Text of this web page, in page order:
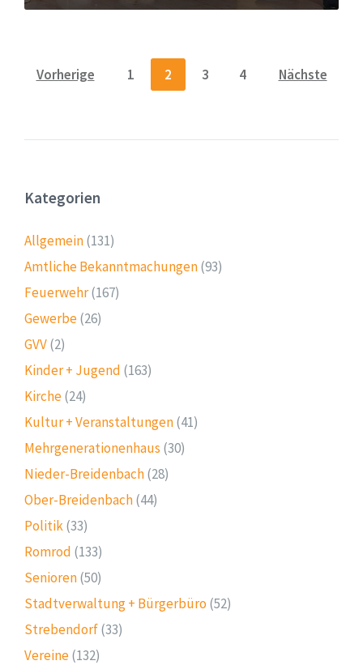
Seitennummerierung
Beiträge
Vorherige 1 2 3 4 Nächste
Kategorien
Allgemein(131)
Amtliche Bekanntmachungen(93)
Feuerwehr(167)
Gewerbe(26)
GVV(2)
Kinder + Jugend (163)
Kirche(24)
Kultur + Veranstaltungen(41)
Mehrgenerationenhaus (30)
Nieder-Breidenbach(28)
Ober-Breidenbach(44)
Politik(33)
Romrod (133)
Senioren(50)
Stadtverwaltung + Bürgerbüro (52)
Strebendorf(33)
Vereine(132)